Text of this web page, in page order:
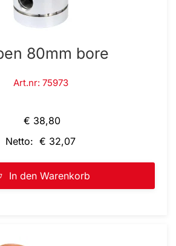
80mm bore
Art.nr: 75973
€ 38,80
Netto: € 32,07
In den Warenkorb